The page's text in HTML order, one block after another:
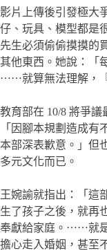
影片上傳後引發極大
仔、玩具、模型都是
先生必須偷偷摸摸的
其他東西。她說：「
⋯⋯就算無法理解，『
教育部在 10/8 將爭議
「因腳本規劃造成有
本部深表歉意。」但
多元文化而已。
王婉諭就指出：「這
生了孩子之後，就再
奉獻給家庭。⋯⋯就
擔心走入婚姻，甚至